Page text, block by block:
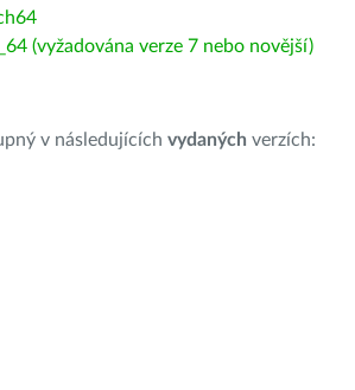
(vyžadována verze 7 nebo novější)
v následujících vydaných verzích: